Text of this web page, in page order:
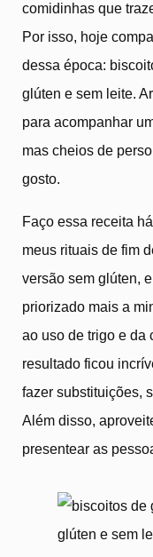
comidinhas que
Por isso, hoje
dessa época:
glúten e sem leite.
para acompanhar
mas cheios de
gosto.
Faço essa receita
meus rituais de fim
versão sem glúten,
priorizado mais a
ao uso de trigo e da
resultado ficou
fazer substituições,
Além disso,
presentear as